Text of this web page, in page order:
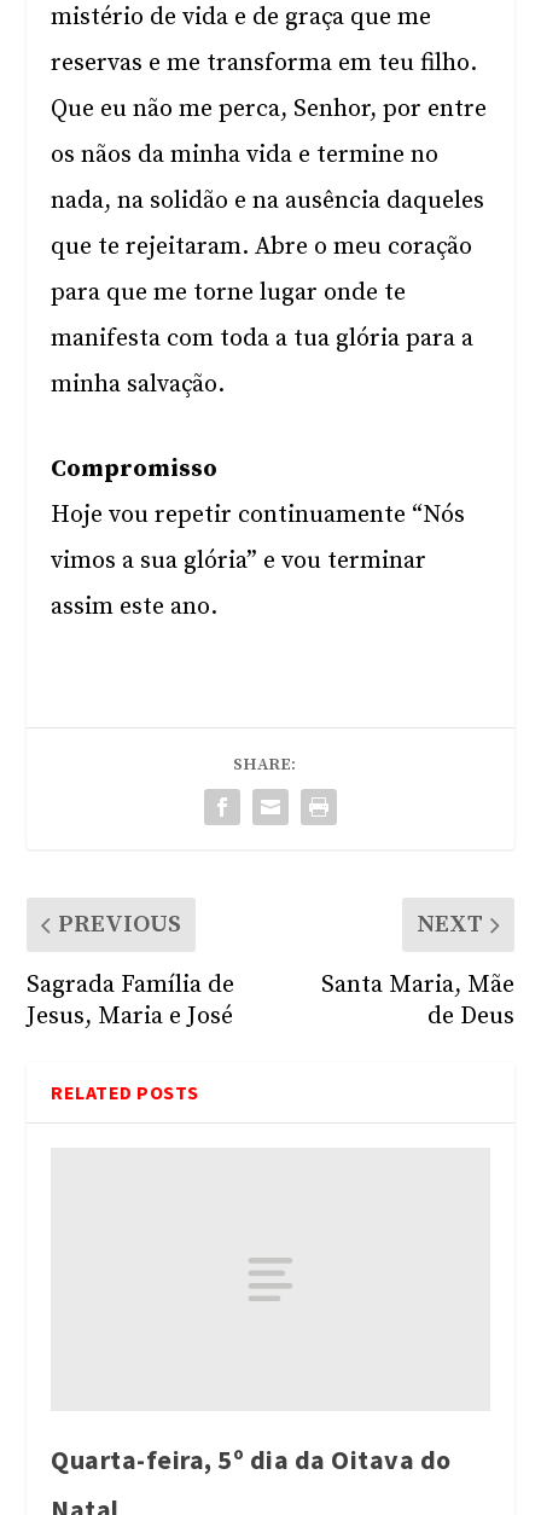
mistério de vida e de graça que me
reservas e me transforma em teu filho.
Que eu não me perca, Senhor, por entre
os nãos da minha vida e termine no
nada, na solidão e na ausência daqueles
que te rejeitaram. Abre o meu coração
para que me torne lugar onde te
manifesta com toda a tua glória para a
minha salvação.
Compromisso
Hoje vou repetir continuamente “Nós
vimos a sua glória” e vou terminar
assim este ano.
SHARE:
PREVIOUS
Sagrada Família de
Jesus, Maria e José
NEXT
Santa Maria, Mãe
de Deus
RELATED POSTS
Quarta-feira, 5º dia da Oitava do